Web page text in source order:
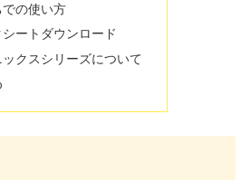
での使い方
シートダウンロード
ックスシリーズについて